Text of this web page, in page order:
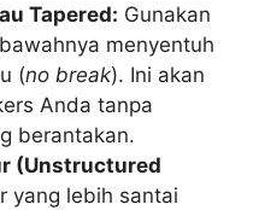
Tapered: Gunakan
menyentuh
(no break). Ini akan
Anda tanpa
berantakan.
(Unstructured
yang lebih santai